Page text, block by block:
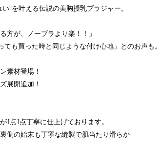
い”を叶える伝説の美胸授乳ブラジャー。
方が、ノーブラより楽！！」
ても買った時と同じような付け心地」とのお声も。
素材登場！
展開追加！
1点1点丁寧に仕上げております。
側の始末も丁寧な縫製で肌当たり滑らか